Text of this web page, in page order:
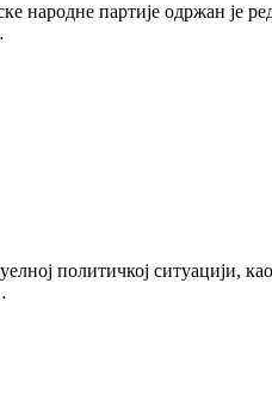
народне партије одржан је
политичкој ситуацији,